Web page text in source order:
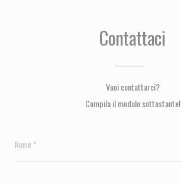
Contattaci
Vuoi contattarci?
Compila il modulo sottostante!